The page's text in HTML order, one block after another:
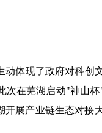
动体现了政府对科创
次在芜湖启动"神山
开展产业链生态对接